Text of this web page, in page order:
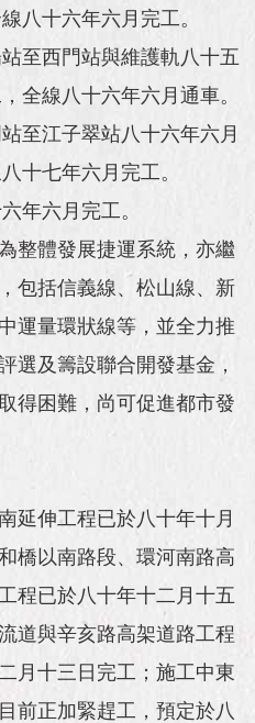
八十六年六月完工。
至西門站與維護軌八十五
全線八十六年六月通車。
至江子翠站八十六年六月
十七年六月完工。
年六月完工。
整體發展捷運系統，亦繼
包括信義線、松山線、新
運量環狀線等，並全力推
選及籌設聯合開發基金，
得困難，尚可促進都市發
延伸工程已於八十年十月
橋以南路段、環河南路高
程已於八十年十二月十五
道與辛亥路高架道路工程
月十三日完工；施工中東
前正加緊趕工，預定於八